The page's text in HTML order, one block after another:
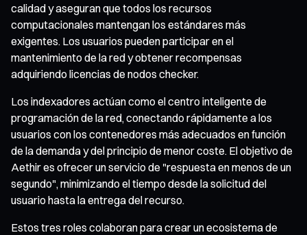
calidad y aseguran que todos los recursos
computacionales mantengan los estándares más
exigentes. Los usuarios pueden participar en el
mantenimiento de la red y obtener recompensas
adquiriendo licencias de nodos checker.
Los indexadores actúan como el centro inteligente de
programación de la red, conectando rápidamente a los
usuarios con los contenedores más adecuados en función
de la demanda y del principio de menor coste. El objetivo de
Aethir es ofrecer un servicio de "respuesta en menos de un
segundo", minimizando el tiempo desde la solicitud del
usuario hasta la entrega del recurso.
Estos tres roles colaboran para crear un ecosistema de